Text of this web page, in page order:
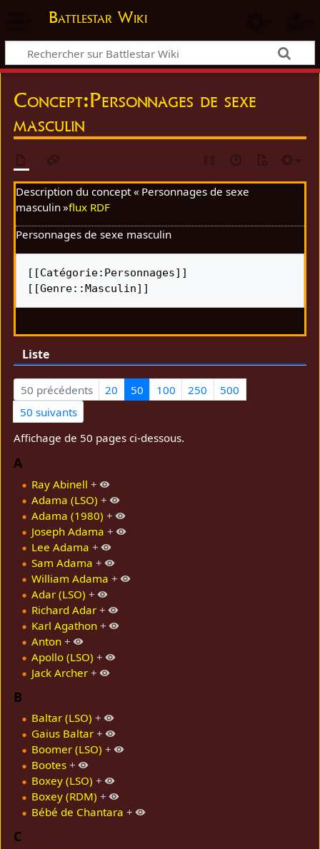
Battlestar Wiki
Concept:Personnages de sexe
masculin
Description du concept « Personnages de sexe
masculin »flux RDF
Personnages de sexe masculin
[[Catégorie:Personnages]]
[[Genre::Masculin]]
Liste
50 précédents 20 50 100 250
500
50 suivants
Affichage de 50 pages ci-dessous.
A
Ray Abinell +
Adama (LSO) +
Adama (1980) +
Joseph Adama +
Lee Adama +
Sam Adama +
William Adama +
Adar (LSO) +
Richard Adar +
Karl Agathon +
Anton +
Apollo (LSO) +
Jack Archer +
B
Baltar (LSO) +
Gaius Baltar +
Boomer (LSO) +
Bootes +
Boxey (LSO) +
Boxey (RDM) +
Bébé de Chantara +
C